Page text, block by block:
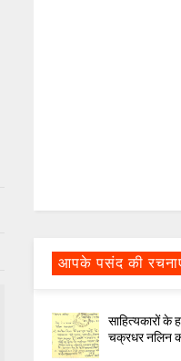
आपके पसंद की
साहित्यकारों के
चक्रधर नलिन